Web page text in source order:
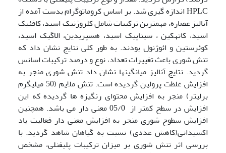
HPLC اندازه گیری شد. بر اساس کروماتوگرام بدست آمده از
آنالیز عصاره، مهمترین ترکیبات شامل کلروژنیک اسید، کافئیک
اسید، کاته­کین ، سیناپیک اسید، هسپریدین، الاگیک اسید،
کوئرستین و ائوژنول بودند. به طور کلی نتایج نشان داد که
تنش شوری باعث تغییرات تعداد، نوع و درصد ترکیبات اسانس
گردید. نتایج آنالیز میانگین­ها نشان داد تنش شوری منجر به
افزایش غلظت پرولین گردیده است. تنش ملایم (50 میلی­گرم
برلیتر) منجر به افزایش محتوای رنگیزه ها گردیده که این
افزایش در سطح کمتر از 05/0 معنی دار می باشد. همچنین
افزایش سطوح شوری منجر به افزایش معنی دار فعالیت پاد
اکسیدانی(کاهش عددی) نسبت به گیاهان شاهد گردید. با
بررسی اثر تنش شوری بر میزان ترکیبات پلی­فنلی، مشخص